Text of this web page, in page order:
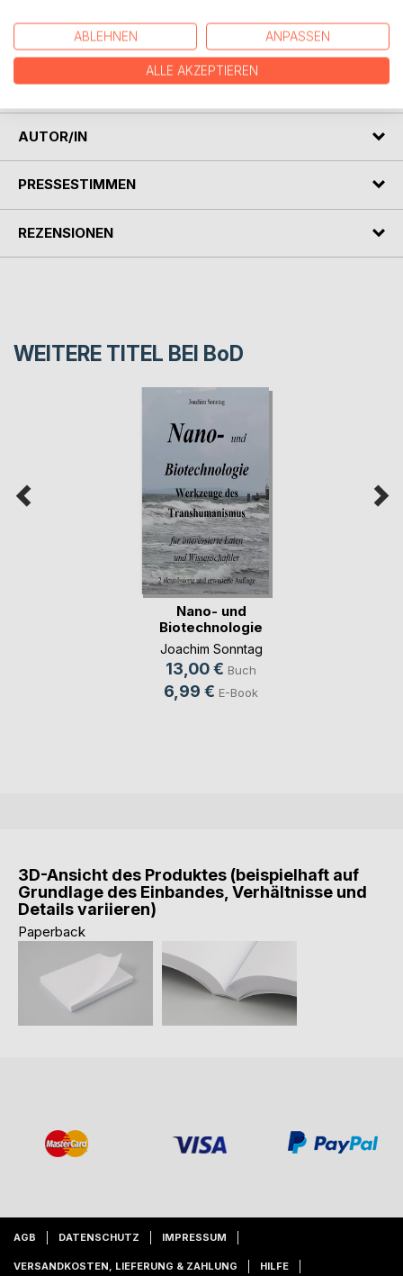
chem voyennoye pokoleniye 1939-45 godov, yesli my ne
budem soprotivlyat'sya.
Sud'ba imeyet imya: Transgumanizm i 5G. Yest' li yeshche
shans ostanovit' etot protsess?
AUTOR/IN
PRESSESTIMMEN
REZENSIONEN
WEITERE TITEL BEI BoD
Nano- und
Biotechnologie
Joachim Sonntag
13,00 € Buch
6,99 € E-Book
3D-Ansicht des Produktes (beispielhaft auf
Grundlage des Einbandes, Verhältnisse und
Details variieren)
Paperback
AGB DATENSCHUTZ IMPRESSUM
VERSANDKOSTEN, LIEFERUNG & ZAHLUNG HILFE
ABLEHNEN ANPASSEN
ALLE AKZEPTIEREN